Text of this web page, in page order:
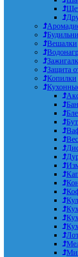
Вешалки
Защита
Копилки